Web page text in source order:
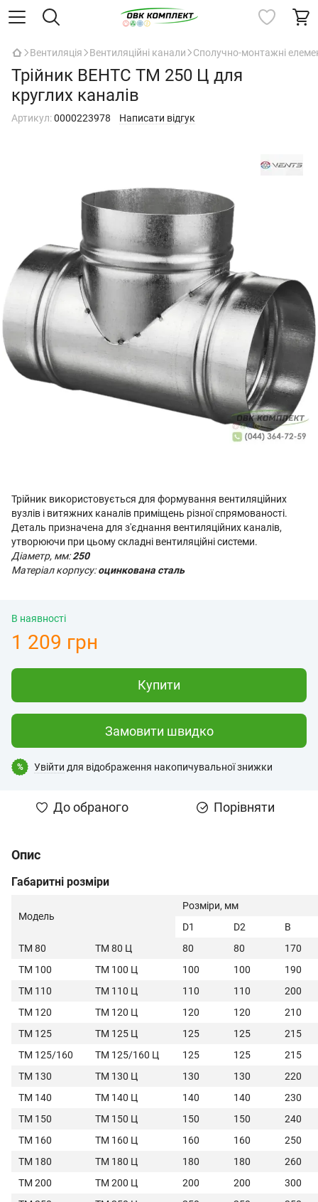
Вентиляція Вентиляційні канали Сполучно-монтажні
Трійник ВЕНТС ТМ 250 Ц для
круглих каналів
Артикул:0000223978 Написати відгук
Трійник використовується для формування вентиляційних
вузлів і витяжних каналів приміщень різної спрямованості.
Деталь призначена для з'єднання вентиляційних каналів,
утворюючи при цьому складні вентиляційні системи.
Діаметр, мм:250
Матеріал корпусу:оцинкована сталь
В наявності
1 209 грн
Купити
Замовити швидко
% Увійти для відображення накопичувальної знижки
До обраного Порівняти
Опис
Габаритні розміри
Модель
Розміри, мм
D1
D2
B
ТМ 80
ТМ 80 Ц 80 80
170
ТМ 100
ТМ 100 Ц 100 100
190
ТМ 110
ТМ 110 Ц 110 110
200
ТМ 120
ТМ 120 Ц 120 120
210
ТМ 125
ТМ 125 Ц 125 125
215
ТМ 125/160
ТМ 125/160 Ц 125 125
215
ТМ 130
ТМ 130 Ц 130 130
220
ТМ 140
ТМ 140 Ц 140 140
230
ТМ 150
ТМ 150 Ц 150 150
240
ТМ 160
ТМ 160 Ц 160 160
250
ТМ 180
ТМ 180 Ц 180 180
260
ТМ 200
ТМ 200 Ц 200 200
300